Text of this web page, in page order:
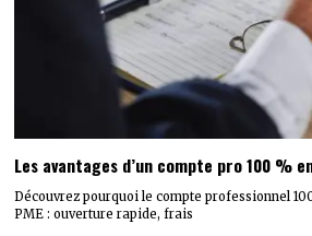
Les avantages d’un compte pro 100 %
Découvrez pourquoi le compte professionnel
PME : ouverture rapide, frais